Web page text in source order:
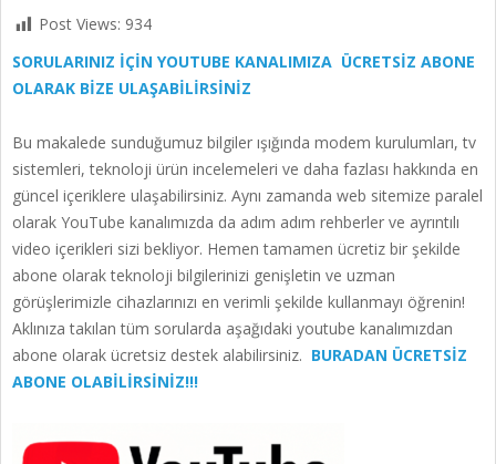
Post Views: 934
SORULARINIZ İÇİN YOUTUBE KANALIMIZA ÜCRETSİZ ABONE
OLARAK BİZE ULAŞABİLİRSİNİZ
Bu makalede sunduğumuz bilgiler ışığında modem kurulumları, tv
sistemleri, teknoloji ürün incelemeleri ve daha fazlası hakkında en
güncel içeriklere ulaşabilirsiniz. Aynı zamanda web sitemize paralel
olarak YouTube kanalımızda da adım adım rehberler ve ayrıntılı
video içerikleri sizi bekliyor. Hemen tamamen ücretiz bir şekilde
abone olarak teknoloji bilgilerinizi genişletin ve uzman
görüşlerimizle cihazlarınızı en verimli şekilde kullanmayı öğrenin!
Aklınıza takılan tüm sorularda aşağıdaki youtube kanalımızdan
abone olarak ücretsiz destek alabilirsiniz. BURADAN ÜCRETSİZ
ABONE OLABİLİRSİNİZ!!!